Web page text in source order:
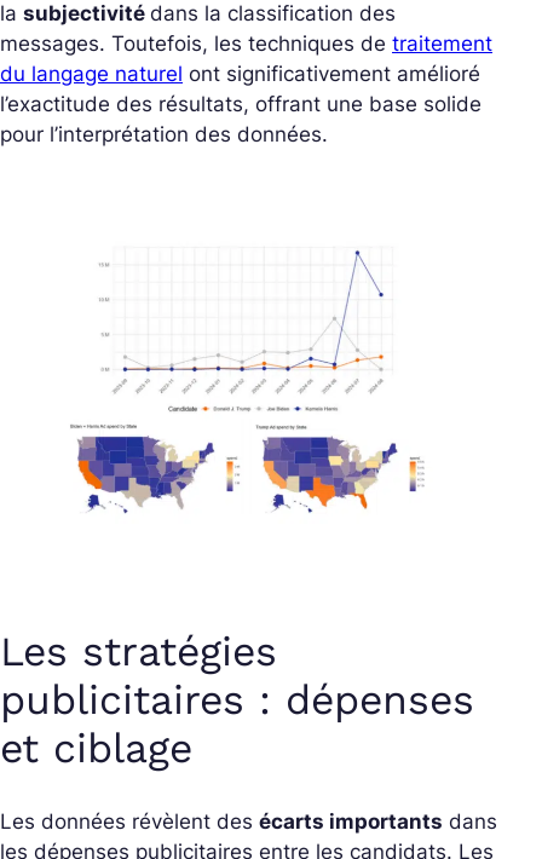
la subjectivité dans la classification des
messages. Toutefois, les techniques de traitement
du langage naturel ont significativement amélioré
l’exactitude des résultats, offrant une base solide
pour l’interprétation des données.
Les stratégies
publicitaires : dépenses
et ciblage
Les données révèlent des écarts importants dans
les dépenses publicitaires entre les candidats. Les